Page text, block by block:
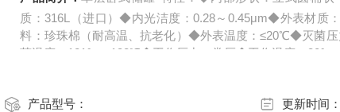
质：316L（进口）◆内光洁度：0.28～0.45μm◆外表材质
料：珍珠棉（耐高温、抗老化）◆外表温度：≤20℃◆灭菌
菌温度：121℃～132℃◆工作压力：常压◆工作温度：80℃
产品型号： 更新时间：